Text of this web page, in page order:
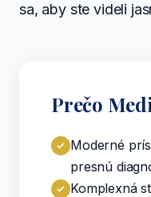
sa, aby ste videli
Prečo
Moderné
presnú
Komplexná